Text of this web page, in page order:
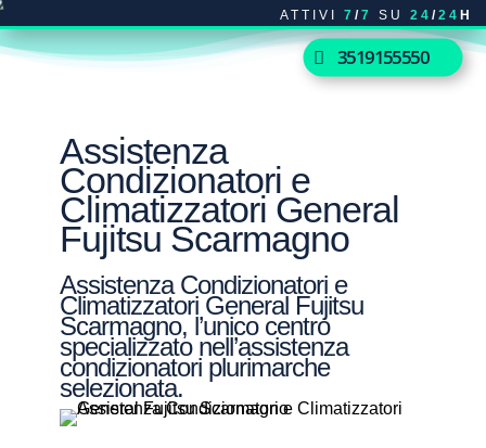
ATTIVI 7 /7 SU 24 /24 H
3519155550
Assistenza
Condizionatori e
Climatizzatori General
Fujitsu Scarmagno
Assistenza Condizionatori e
Climatizzatori General Fujitsu
Scarmagno, l’unico centro
specializzato nell’assistenza
condizionatori plurimarche
selezionata.